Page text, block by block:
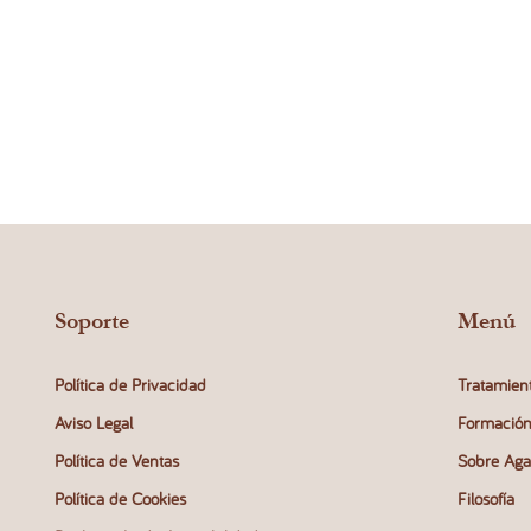
Soporte
Política de Privacidad
Aviso Legal
Política de Ventas
Política de Cookies
Menú
Formación
Sobre
Filosofía